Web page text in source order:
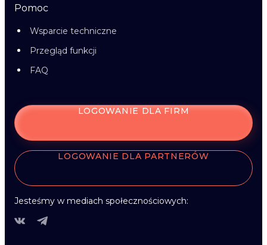
Pomoc
Wsparcie techniczne
Przegląd funkcji
FAQ
LOGOWANIE DLA FIRM
LOGOWANIE DLA PARTNERÓW
Jesteśmy w mediach społecznościowych: